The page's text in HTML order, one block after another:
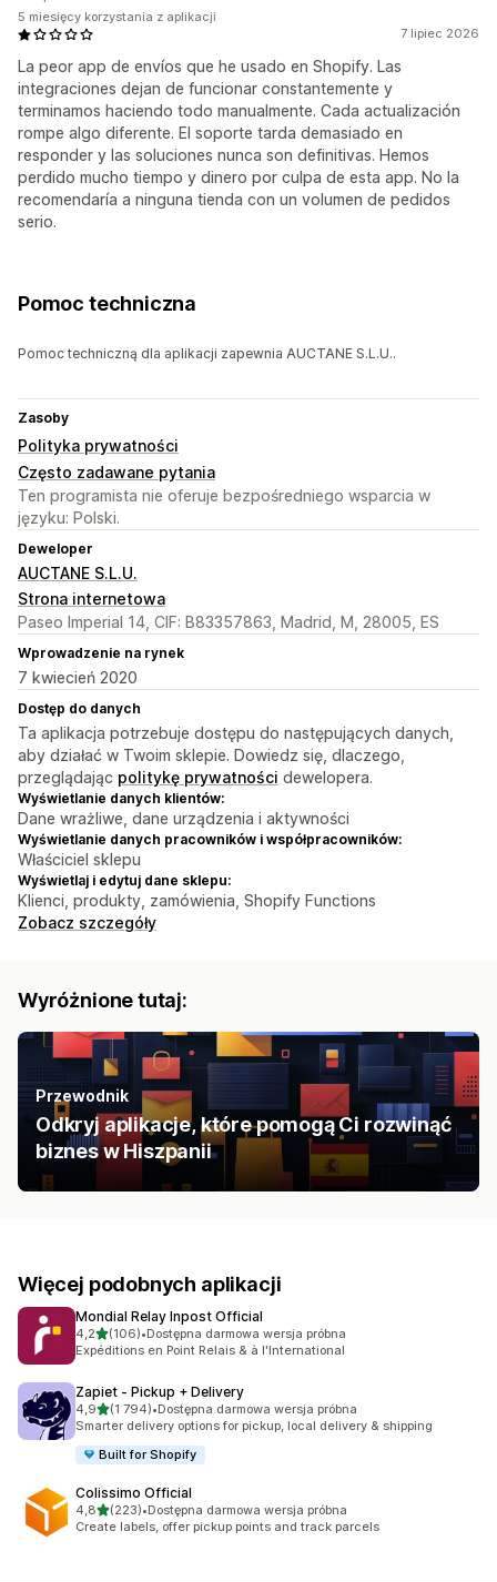
7 lipiec 2026
La peor app de envíos que he usado en Shopify. Las
integraciones dejan de funcionar constantemente y
terminamos haciendo todo manualmente. Cada actualización
rompe algo diferente. El soporte tarda demasiado en
responder y las soluciones nunca son definitivas. Hemos
perdido mucho tiempo y dinero por culpa de esta app. No la
recomendaría a ninguna tienda con un volumen de pedidos
serio.
5 miesięcy korzystania z aplikacji
Pomoc techniczna
Pomoc techniczną dla aplikacji zapewnia AUCTANE S.L.U..
Zasoby
Polityka prywatności
Często zadawane pytania
Ten programista nie oferuje bezpośredniego wsparcia w
języku: Polski.
Deweloper
AUCTANE S.L.U.
Strona internetowa
Paseo Imperial 14, CIF: B83357863, Madrid, M, 28005, ES
Wprowadzenie na rynek
7 kwiecień 2020
Dostęp do danych
Ta aplikacja potrzebuje dostępu do następujących danych,
aby działać w Twoim sklepie. Dowiedz się, dlaczego,
przeglądając politykę prywatności dewelopera.
Wyświetlanie danych klientów:
Dane wrażliwe, dane urządzenia i aktywności
Wyświetlanie danych pracowników i współpracowników:
Właściciel sklepu
Wyświetlaj i edytuj dane sklepu:
Klienci, produkty, zamówienia, Shopify Functions
Zobacz szczegóły
Wyróżnione tutaj:
Przewodnik
Odkryj aplikacje, które pomogą Ci rozwinąć
biznes w Hiszpanii
Więcej podobnych aplikacji
Mondial Relay Inpost Official
4,2na 5 gwiazdek
(106)
Łączna liczba recenzji: 106
•Dostępna darmowa wersja próbna
Expéditions en Point Relais & à l'International
Zapiet ‑ Pickup + Delivery
4,9na 5 gwiazdek
(1 794)
Łączna liczba recenzji: 1794
•Dostępna darmowa wersja próbna
Smarter delivery options for pickup, local delivery & shipping
Built for Shopify
Colissimo Official
4,8na 5 gwiazdek
(223)
Łączna liczba recenzji: 223
•Dostępna darmowa wersja próbna
Create labels, offer pickup points and track parcels